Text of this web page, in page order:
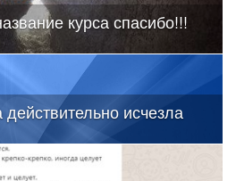
курса спасибо!!!
исчезла